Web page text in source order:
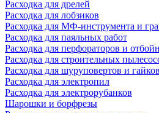
Расходка для дрелей
Расходка для лобзиков
Расходка для МФ-инструмента и
Расходка для паяльных работ
Расходка для перфораторов и
Расходка для строительных
Расходка для шуруповертов и
Расходка для электропил
Расходка для электрорубанков
Шарошки и борфрезы